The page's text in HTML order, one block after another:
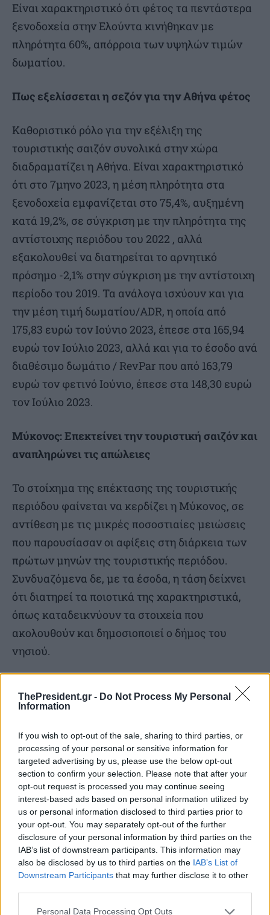
ThePresident.gr - Do Not Process My Personal
Information
If you wish to opt-out of the sale, sharing to third parties, or
processing of your personal or sensitive information for
targeted advertising by us, please use the below opt-out
section to confirm your selection. Please note that after your
opt-out request is processed you may continue seeing
interest-based ads based on personal information utilized by
us or personal information disclosed to third parties prior to
your opt-out. You may separately opt-out of the further
disclosure of your personal information by third parties on the
IAB’s list of downstream participants. This information may
also be disclosed by us to third parties on the IAB’s List of
Downstream Participants that may further disclose it to other
Personal Data Processing Opt Outs
Είναι χαρακτηριστικό ότι φέτος τα πεντάστερα
ξενοδοχεία στην Ελούντα κινήθηκαν με
πληρότητα 60%, απόρροια των υψηλών τιμών
δωματίου.
Πως εξελίσσεται η σεζόν για την Αθήνα φέτος
Καθοριστικό ρόλο για την εξέλιξη της
τουριστικής σαιζόν συνολικά στην χώρα
διαδραματίζει η Αθήνα. Είναι χαρακτηριστικό
ότι στο 7μηνο 2023, η μέση πληρότητα στα
ξενοδοχεία εμφανίζεται στο 75,4%, αυξημένη
κατά 19,2%, σε σύγκριση με την πληρότητα της
αντίστοιχης περιόδου του 2022 , αλλά
εξακολουθεί να διατηρείται το αρνητικό
πρόσημο -2,1% στην σύγκριση με την αντίστοιχη
περίοδο του 2019. Τα ανάλογα ισχύουν και για
την μέση τιμή δωματίου/ADR, η οποία από
175,83 ευρώ τον Ιούνιο 2023, έπεσε στα 165,94
ευρώ τον Ιούλιο 2023, αλλά και για το έσοδο ανά
διαθέσιμο δωμάτιο / RevPar που από 163,79
ευρώ τον φετινό Ιούνιο, έπεσε στα 148,30 ευρώ
τον Ιούλιο 2023.
Μύκονος: Επεκτείνει την τουριστική σαιζόν και
αναπληρώνει τις απώλειες
Το στοίχημα της επέκτασης της τουριστικής
περιόδου φαίνεται να κερδίζει η Μύκονος, σε
αντίθεση με τις μικρές ποσοστιαίες μειώσεις
που παρουσίασαν οι αφίξεις στη διάρκεια των
πρώτων μηνών της τουριστικής περιόδου.
Συνδυαζόμενα δε, με τα έσοδα, η τάση δείχνει
ότι διατηρεί τα ποιοτικά της χαρακτηριστικά,
όπως καταδεικνύουν τα στοιχεία που
ακολουθούν και δημοσιοποιεί ο δήμος του
νησιού.